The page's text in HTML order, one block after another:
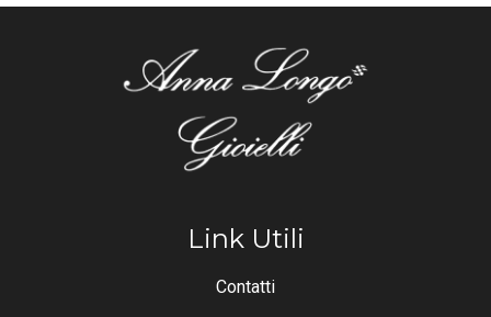
Link Utili
Contatti